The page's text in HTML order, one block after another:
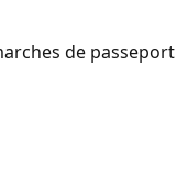
de passeport